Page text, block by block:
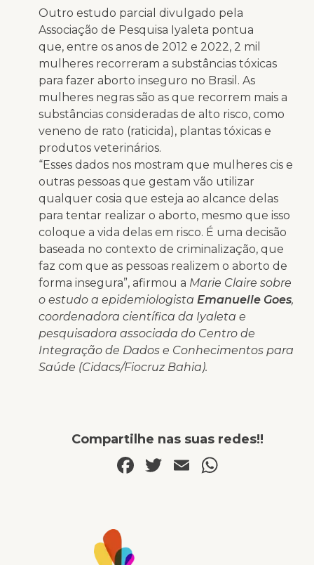
Outro estudo parcial divulgado pela
Associação de Pesquisa Iyaleta pontua
que, entre os anos de 2012 e 2022, 2 mil
mulheres recorreram a substâncias tóxicas
para fazer aborto inseguro no Brasil. As
mulheres negras são as que recorrem mais a
substâncias consideradas de alto risco, como
veneno de rato (raticida), plantas tóxicas e
produtos veterinários.
“Esses dados nos mostram que mulheres cis e
outras pessoas que gestam vão utilizar
qualquer cosia que esteja ao alcance delas
para tentar realizar o aborto, mesmo que isso
coloque a vida delas em risco. É uma decisão
baseada no contexto de criminalização, que
faz com que as pessoas realizem o aborto de
forma insegura”, afirmou a Marie Claire sobre
o estudo a epidemiologista Emanuelle Goes,
coordenadora científica da Iyaleta e
pesquisadora associada do Centro de
Integração de Dados e Conhecimentos para
Saúde (Cidacs/Fiocruz Bahia).
Compartilhe nas suas redes!!
Facebook
Twitter
Email